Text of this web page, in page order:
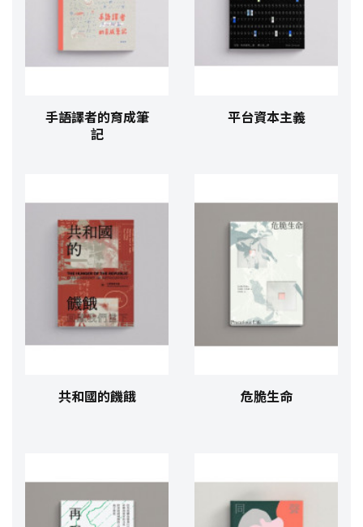
手語譯者的育成筆
記
平台資本主義
共和國的饑餓 危脆生命